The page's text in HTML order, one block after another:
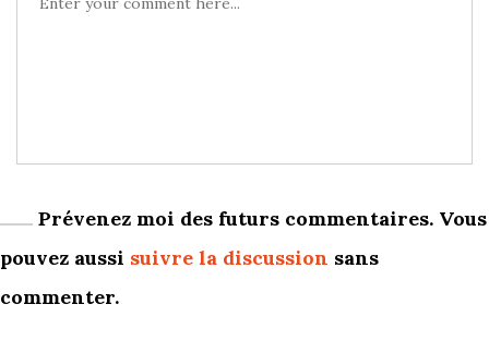
Prévenez moi des futurs commentaires. Vous
pouvez aussi suivre la discussion sans
commenter.